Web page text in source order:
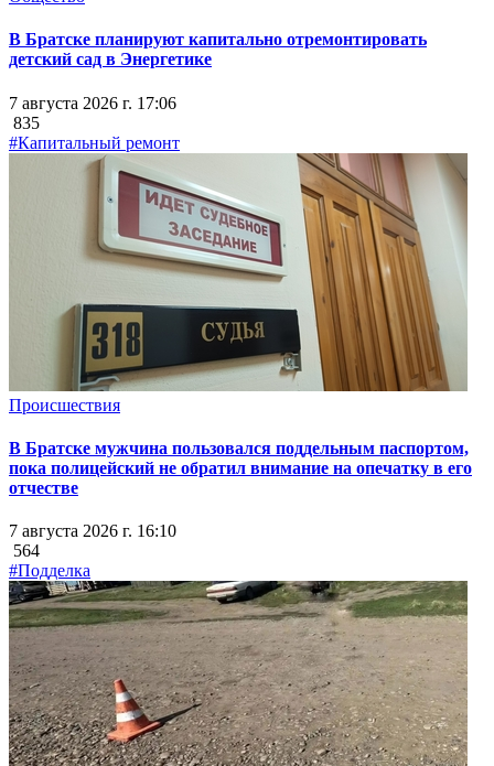
В Братске планируют капитально отремонтировать
детский сад в Энергетике
7 августа 2026 г. 17:06
835
#Капитальный ремонт
Происшествия
В Братске мужчина пользовался поддельным паспортом,
пока полицейский не обратил внимание на опечатку в его
отчестве
7 августа 2026 г. 16:10
564
#Подделка